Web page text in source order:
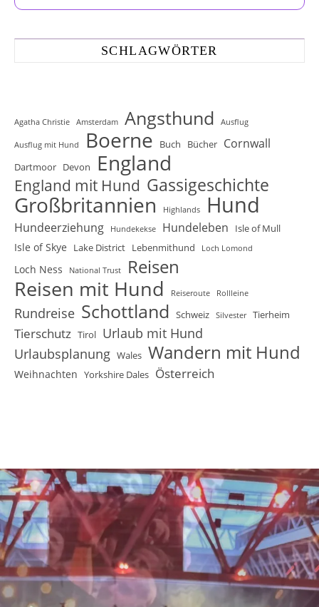
SCHLAGWÖRTER
Agatha Christie Amsterdam Angsthund Ausflug
Ausflug mit Hund Boerne Buch Bücher Cornwall
Dartmoor Devon England
England mit Hund Gassigeschichte
Großbritannien Highlands Hund
Hundeerziehung Hundekekse Hundeleben Isle of Mull
Isle of Skye Lake District Lebenmithund Loch Lomond
Loch Ness National Trust Reisen
Reisen mit Hund Reiseroute Rollleine
Rundreise Schottland Schweiz Silvester Tierheim
Tierschutz Tirol Urlaub mit Hund
Urlaubsplanung Wales Wandern mit Hund
Weihnachten Yorkshire Dales Österreich